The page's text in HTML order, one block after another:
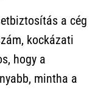
a cég
kockázati
hogy a
mintha a